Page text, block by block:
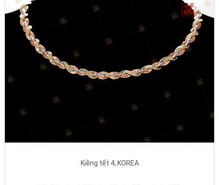
Kiềng tết 4, KOREA